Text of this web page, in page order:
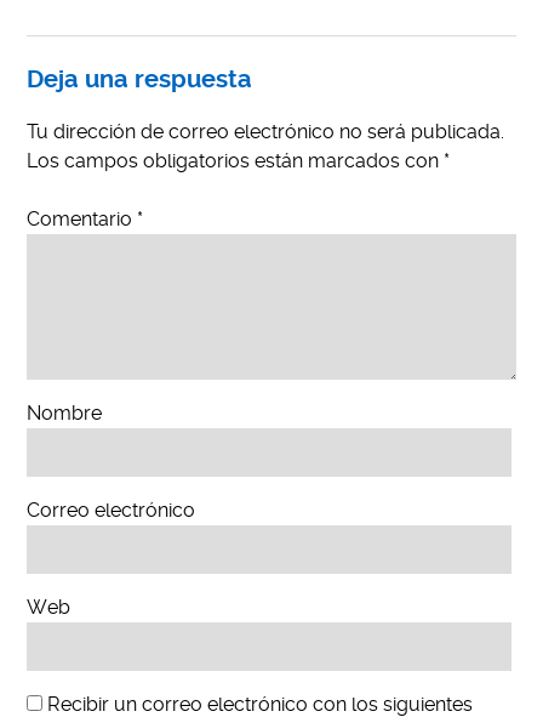
Deja una respuesta
Tu dirección de correo electrónico no será publicada.
Los campos obligatorios están marcados con *
Comentario *
Nombre
Correo electrónico
Web
Recibir un correo electrónico con los siguientes